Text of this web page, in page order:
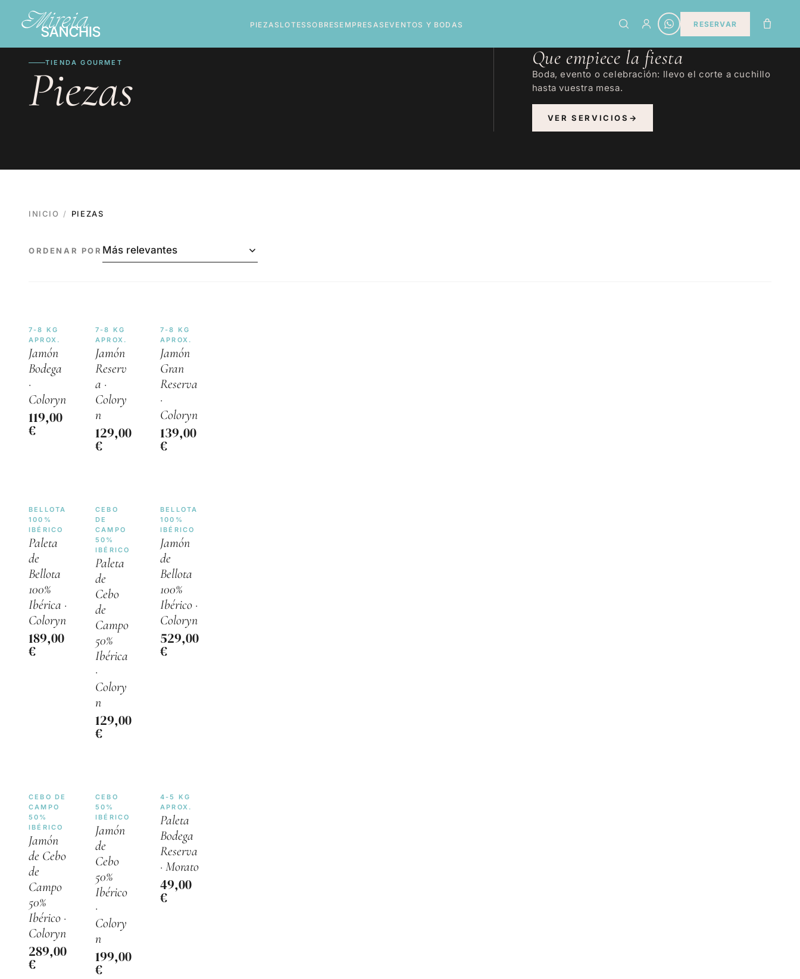
directamente
al contenido
PIEZAS LOTES SOBRES EMPRESAS EVENTOS Y BODAS RESERVAR
TIENDA GOURMET
Piezas
Que empiece la fiesta
Boda, evento o celebración: llevo el corte a cuchillo
hasta vuestra mesa.
VER SERVICIOS →
INICIO PIEZAS
ORDENAR POR
7-8 KG
APROX.
Jamón
Bodega
·
Coloryn
119,00
€
7-8 KG
APROX.
Jamón
Reserv
a ·
Colory
n
129,00
€
7-8 KG
APROX.
Jamón
Gran
Reserva
·
Coloryn
139,00
€
BELLOTA
100%
IBÉRICO
Paleta
de
Bellota
100%
Ibérica ·
Coloryn
189,00
€
CEBO
DE
CAMPO
50%
IBÉRICO
Paleta
de
Cebo
de
Campo
50%
Ibérica
·
Colory
n
129,00
€
BELLOTA
100%
IBÉRICO
Jamón
de
Bellota
100%
Ibérico ·
Coloryn
529,00
€
CEBO DE
CAMPO
50%
IBÉRICO
Jamón
de Cebo
de
Campo
50%
Ibérico ·
Coloryn
289,00
€
CEBO
50%
IBÉRICO
Jamón
de
Cebo
50%
Ibérico
·
Colory
n
199,00
€
4-5 KG
APROX.
Paleta
Bodega
Reserva
· Morato
49,00
€